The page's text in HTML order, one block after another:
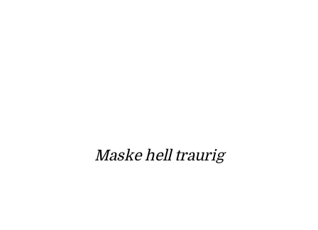
Maske hell traurig